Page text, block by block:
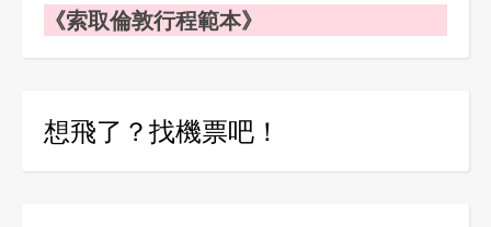
《索取倫敦行程範本》
想飛了？找機票吧！